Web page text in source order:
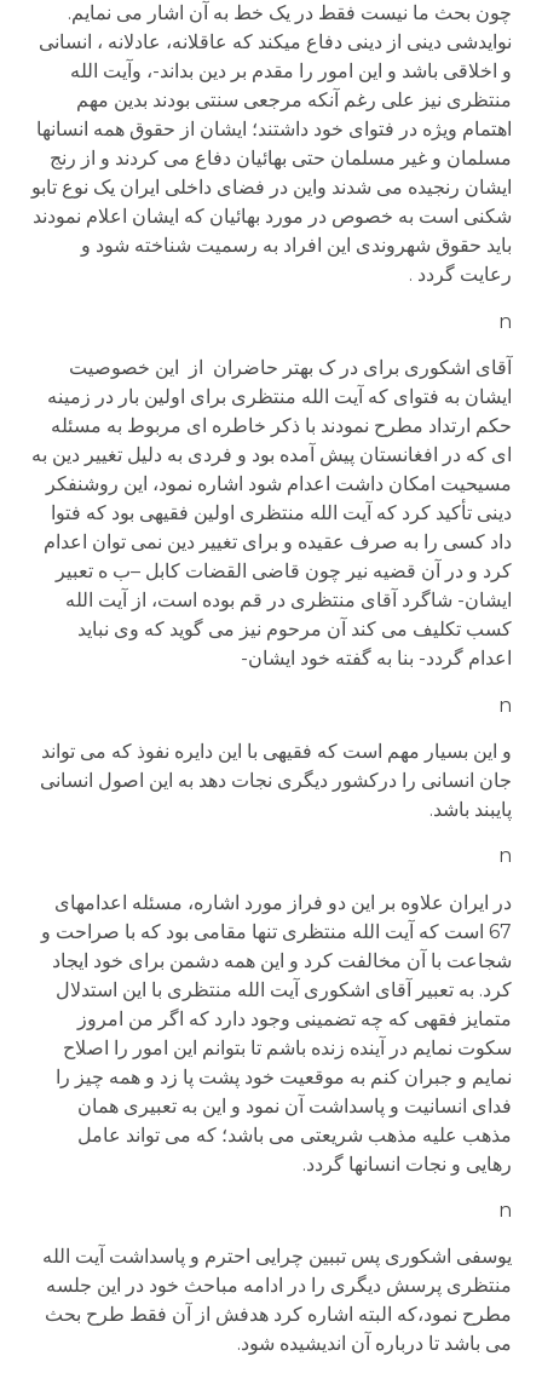
چون بحث ما نیست فقط در یک خط به آن اشار می نمایم.
نوایدشی دینی از دینی دفاع می­کند که عاقلانه، عادلانه ، انسانی
و اخلاقی باشد و این امور را مقدم بر دین بداند-، وآیت الله
منتظری نیز علی رغم آنکه مرجعی سنتی بودند بدین مهم
اهتمام ویژه در فتوای خود داشتند؛ ایشان از حقوق همه انسانها
مسلمان و غیر مسلمان حتی بهائیان دفاع می کردند و از رنج
ایشان رنجیده می شدند واین در فضای داخلی ایران یک نوع تابو
شکنی است به خصوص در مورد بهائیان که ایشان اعلام نمودند
باید حقوق شهروندی این افراد به رسمیت شناخته شود و
رعایت گردد .
n
آقای اشکوری برای در ک بهتر حاضران از این خصوصیت
ایشان به فتوای که آیت الله منتظری برای اولین بار در زمینه
حکم ارتداد مطرح نمودند با ذکر خاطره ای مربوط به مسئله
ای که در افغانستان پیش آمده بود و فردی به دلیل تغییر دین به
مسیحیت امکان داشت اعدام شود اشاره نمود، این روشنفکر
دینی تأکید کرد که آیت الله منتظری اولین فقیهی بود که فتوا
داد کسی را به صرف عقیده و برای تغییر دین نمی توان اعدام
کرد و در آن قضیه نیر چون قاضی القضات کابل –ب ه تعبیر
ایشان- شاگرد آقای منتظری در قم بوده است، از آیت الله
کسب تکلیف می کند آن مرحوم نیز می گوید که وی نباید
اعدام گردد- بنا به گفته خود ایشان-
n
و این بسیار مهم است که فقیهی با این دایره نفوذ که می تواند
جان انسانی را درکشور دیگری نجات دهد به این اصول انسانی
پایبند باشد.
n
در ایران علاوه بر این دو فراز مورد اشاره، مسئله اعدامهای
67 است که آیت الله منتظری تنها مقامی بود که با صراحت و
شجاعت با آن مخالفت کرد و این همه دشمن برای خود ایجاد
کرد. به تعبیر آقای اشکوری آیت الله منتظری با این استدلال
متمایز فقهی که چه تضمینی وجود دارد که اگر من امروز
سکوت نمایم در آینده زنده باشم تا بتوانم این امور را اصلاح
نمایم و جبران کنم به موقعیت خود پشت پا زد و همه چیز را
فدای انسانیت و پاسداشت آن نمود و این به تعبیری همان
مذهب علیه مذهب شریعتی می باشد؛ که می تواند عامل
رهایی و نجات انسانها گردد.
n
یوسفی اشکوری پس تببین چرایی احترم و پاسداشت آیت الله
منتظری پرسش دیگری را در ادامه مباحث خود در این جلسه
مطرح نمود،که البته اشاره کرد هدفش از آن فقط طرح بحث
می باشد تا درباره آن اندیشیده شود.